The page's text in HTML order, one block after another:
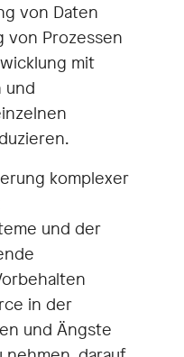
von Daten
von Prozessen
mit
und
komplexer
und der
in der
und Ängste